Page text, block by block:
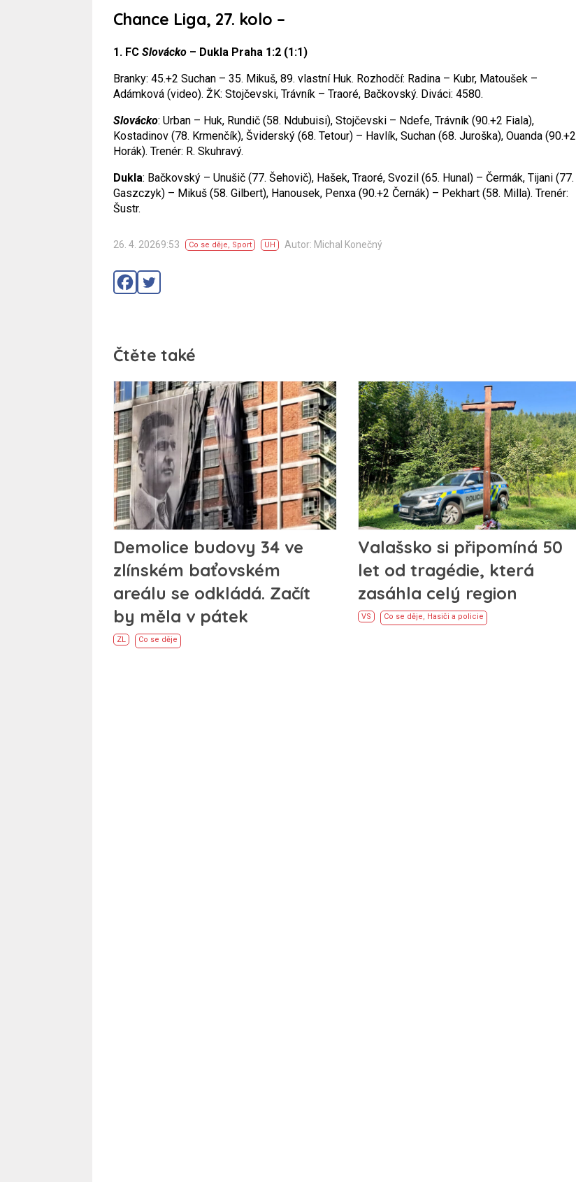
Chance Liga, 27. kolo –
1. FC Slovácko – Dukla Praha 1:2 (1:1)
Branky: 45.+2 Suchan – 35. Mikuš, 89. vlastní Huk. Rozhodčí: Radina – Kubr, Matoušek –
Adámková (video). ŽK: Stojčevski, Trávník – Traoré, Bačkovský. Diváci: 4580.
Slovácko: Urban – Huk, Rundič (58. Ndubuisi), Stojčevski – Ndefe, Trávník (90.+2 Fiala),
Kostadinov (78. Krmenčík), Šviderský (68. Tetour) – Havlík, Suchan (68. Juroška), Ouanda (90.+2
Horák). Trenér: R. Skuhravý.
Dukla: Bačkovský – Unušič (77. Šehovič), Hašek, Traoré, Svozil (65. Hunal) – Čermák, Tijani (77.
Gaszczyk) – Mikuš (58. Gilbert), Hanousek, Penxa (90.+2 Černák) – Pekhart (58. Milla). Trenér:
Šustr.
26. 4. 20269:53 Co se děje, Sport UH Autor: Michal Konečný
Čtěte také
Demolice budovy 34 ve
zlínském baťovském
areálu se odkládá. Začít
by měla v pátek
ZL Co se děje
Valašsko si připomíná 50
let od tragédie, která
zasáhla celý region
VS Co se děje, Hasiči a policie